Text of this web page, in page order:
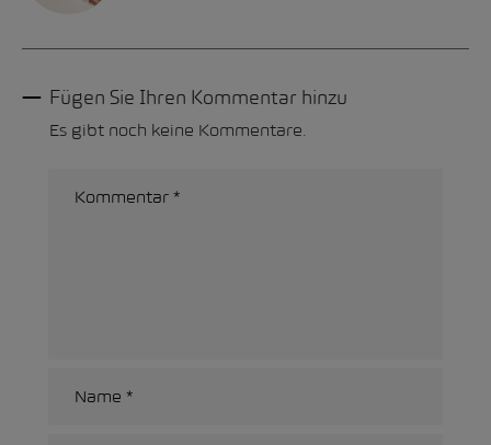
Fügen Sie Ihren Kommentar hinzu
Es gibt noch keine Kommentare.